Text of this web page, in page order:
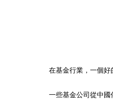
在基金行業，一個好
一些基金公司從中國